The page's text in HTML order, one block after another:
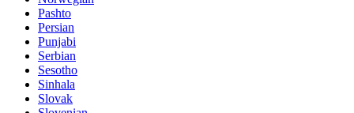
Pashto
Persian
Punjabi
Serbian
Sesotho
Sinhala
Slovak